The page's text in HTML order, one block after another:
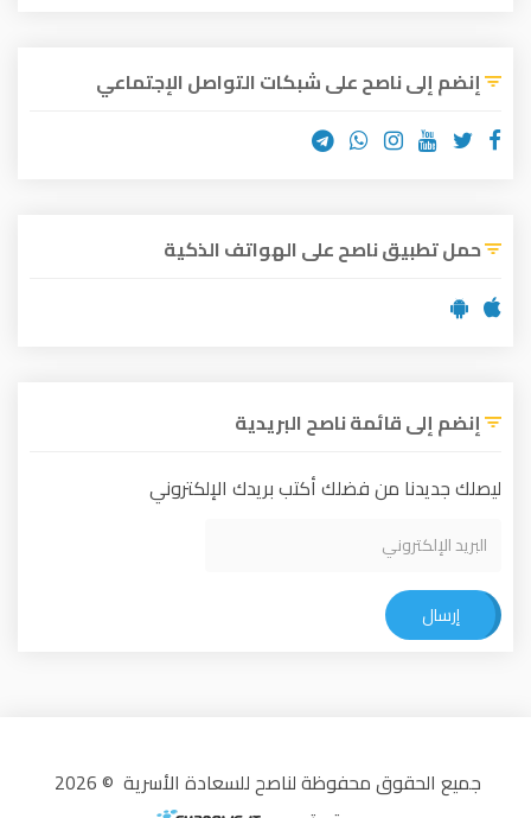
إنضم إلى ناصح على شبكات التواصل الإجتماعي
حمل تطبيق ناصح على الهواتف الذكية
إنضم إلى قائمة ناصح البريدية
ليصلك جديدنا من فضلك أكتب بريدك الإلكتروني
إرسال